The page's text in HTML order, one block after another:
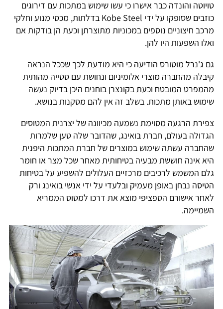
טויוטה והונדה כבר אישרו כי עשו שימוש במתכות עם דירוגים
כוזבים שסופקו על ידי Kobe Steel בדלתות, מכסי מנוע וחלקי
מרכב חיצוניים נוספים במכוניות מתוצרתן וכעת הן בודקות אם
ואלו השפעות היו להן.
גם ג'נרל מוטורס הודיעה כי היא מודעת לכך שככל הנראה
קיבלה מהחברה מוצרי אלומיניום ונחושת עם סטייה מהותית
מהמפרט המובטח וכעת בקונצרן בוחנים היכן בדיוק נעשה
שימוש באותן מתכות. בשלב זה אין להם מסקנות בנושא.
צפירת הרגעה מסוימת נשמעה מכיוונה של יצרנית המטוסים
הגדולה בעולם, חברת בואינג, שהדובר שלה טען שלמרות
שהחברה עשתה שימוש במוצרים של חברת המתכות היפנית
היא אינה חוששת מבעיה בטיחותית מאחר שכל מצר או חומר
גלם המשמש לרכיבים מרכזיים העלולים להשפיע על בטיחות
הטיסה נבחן באופן מעמיק ובלעדי על ידי אנשי בואינג ורק
לאחר אישורם הספציפי מוצא את דרכו למטוס הממריא
השמיימה.